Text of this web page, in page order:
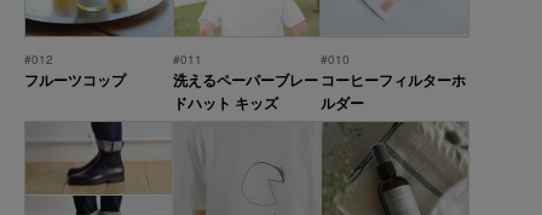
#012
フルーツコップ
#011
洗えるペーパーブレー
ドハット キッズ
#010
コーヒーフィルターホ
ルダー